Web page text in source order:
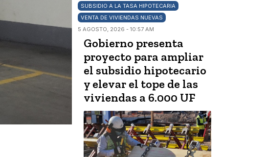
SUBSIDIO A LA TASA HIPOTECARIA
VENTA DE VIVIENDAS NUEVAS
5 AGOSTO, 2026 - 10:57 AM
Gobierno presenta
proyecto para ampliar
el subsidio hipotecario
y elevar el tope de las
viviendas a 6.000 UF